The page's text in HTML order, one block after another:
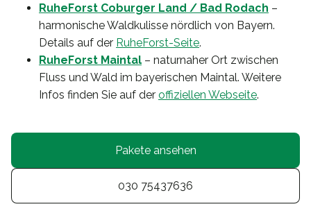
RuheForst Coburger Land / Bad Rodach –
harmonische Waldkulisse nördlich von Bayern.
Details auf der RuheForst-Seite.
RuheForst Maintal – naturnaher Ort zwischen
Fluss und Wald im bayerischen Maintal. Weitere
Infos finden Sie auf der offiziellen Webseite.
Pakete ansehen
030 75437636